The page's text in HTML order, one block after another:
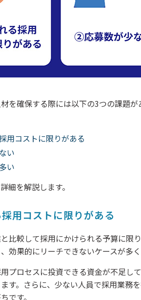
を確保する際には以下の3つの課題
用コストに限りがある
い
い
細を解説します。
用コストに限りがある
比較して採用にかけられる予算に限
効果的にリーチできないケースが多く
プロセスに投資できる資金が不足し
す。さらに、少ない人員で採用業務
です。